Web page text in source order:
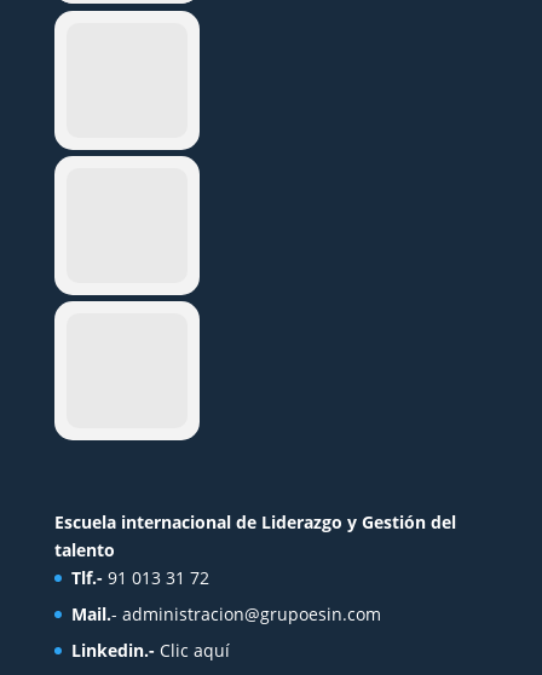
Escuela internacional de Liderazgo y Gestión del
talento
Tlf.- 91 013 31 72
Mail.- administracion@grupoesin.com
Linkedin.- Clic aquí